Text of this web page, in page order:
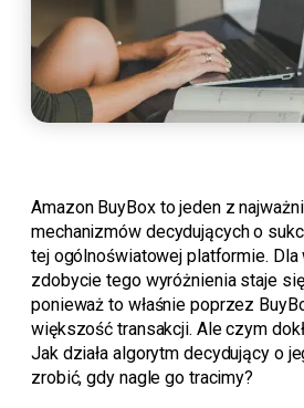
Amazon BuyBox to jeden z
mechanizmów decydujących o
tej ogólnoświatowej platformie.
zdobycie tego wyróżnienia staje
ponieważ to właśnie poprzez
większość transakcji. Ale czym
Jak działa algorytm decydujący o
zrobić, gdy nagle go tracimy?